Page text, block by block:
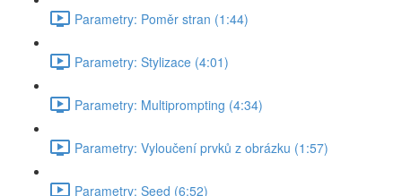
Parametry: Poměr stran (1:44)
Parametry: Stylizace (4:01)
Parametry: Multiprompting (4:34)
Parametry: Vyloučení prvků z obrázku (1:57)
Parametry: Seed (6:52)